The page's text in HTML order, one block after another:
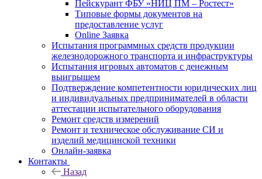
Пейскурант ФБУ «НИЦ ПМ – Ростест»
Типовые формы документов на
предоставление услуг
Online Заявка
Испытания программных средств продукции
железнодорожного транспорта и инфраструктуры
Испытания игровых автоматов с денежным
выигрышем
Подтверждение компетентности юридических лиц
и индивидуальных предпринимателей в области
аттестации испытательного оборудования
Ремонт средств измерений
Ремонт и техническое обслуживание СИ и
изделий медицинской техники
Онлайн-заявка
Контакты
Назад